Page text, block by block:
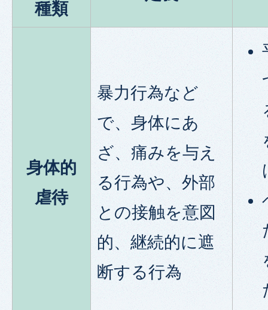
種類
身体的
虐待
暴力行為など
で、身体にあ
ざ、痛みを与え
る行為や、外部
との接触を意図
的、継続的に遮
断する行為